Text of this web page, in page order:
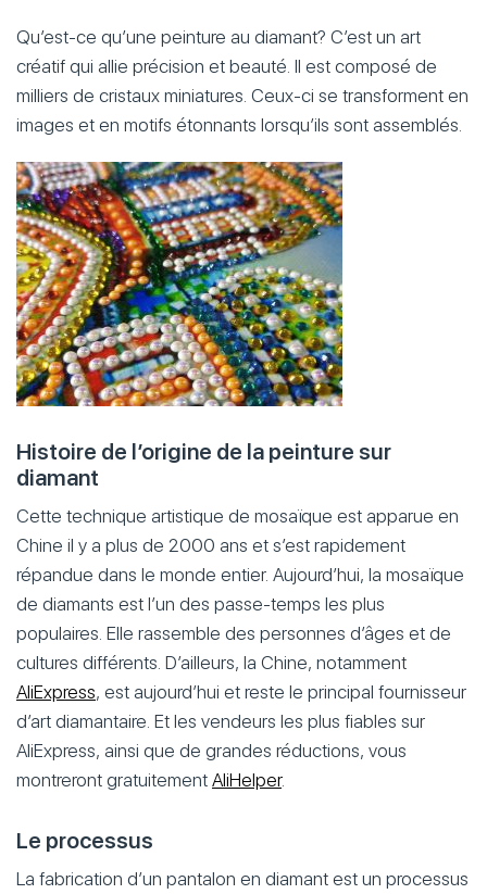
Qu’est-ce qu’une peinture au diamant? C’est un art
créatif qui allie précision et beauté. Il est composé de
milliers de cristaux miniatures. Ceux-ci se transforment en
images et en motifs étonnants lorsqu’ils sont assemblés.
Histoire de l’origine de la peinture sur
diamant
Cette technique artistique de mosaïque est apparue en
Chine il y a plus de 2000 ans et s’est rapidement
répandue dans le monde entier. Aujourd’hui, la mosaïque
de diamants est l’un des passe-temps les plus
populaires. Elle rassemble des personnes d’âges et de
cultures différents. D’ailleurs, la Chine, notamment
AliExpress, est aujourd’hui et reste le principal fournisseur
d’art diamantaire. Et les vendeurs les plus fiables sur
AliExpress, ainsi que de grandes réductions, vous
montreront gratuitement AliHelper.
Le processus
La fabrication d’un pantalon en diamant est un processus